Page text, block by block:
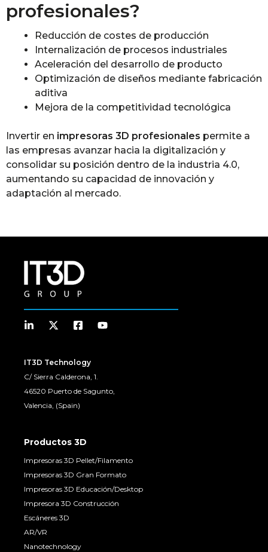
profesionales?
Reducción de costes de producción
Internalización de procesos industriales
Aceleración del desarrollo de producto
Optimización de diseños mediante fabricación
aditiva
Mejora de la competitividad tecnológica
Invertir en impresoras 3D profesionales permite a
las empresas avanzar hacia la digitalización y
consolidar su posición dentro de la industria 4.0,
aumentando su capacidad de innovación y
adaptación al mercado.
IT3D Technology
C/ Sierra Calderona, 1.
46520 Puerto de Sagunto,
Valencia, (Spain)
Productos 3D
Impresoras 3D Pellet/Filamento
Impresoras 3D Gran Formato
Impresoras 3D Educación/Desktop
Impresora 3D Construcción
Escáneres 3D
AR/VR
Nanotechnology